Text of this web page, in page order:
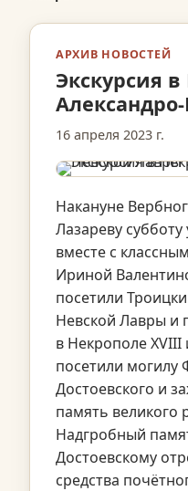
АРХИВ НОВОСТЕЙ
Экскурсия
16 апреля 2023 г.
Накануне
Лазареву
вместе с
Ириной
посетили
Невской Лавры и
в Некрополе XVIII
посетили
Достоевского и
память великого
Надгробный
Достоевскому
средства